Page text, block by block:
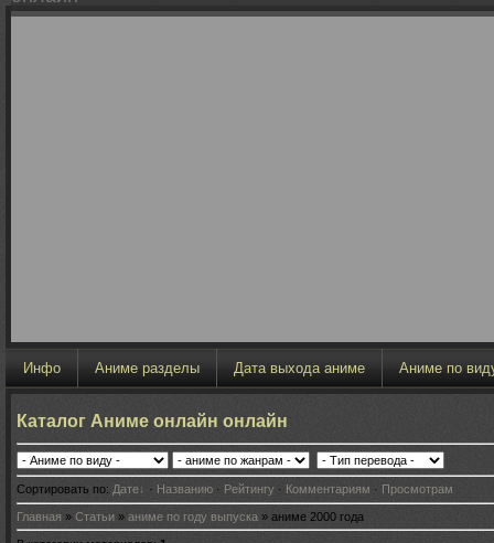
Инфо Аниме разделы Дата выхода аниме Аниме по
Каталог Аниме онлайн онлайн
Сортировать по: Дате · Названию · Рейтингу · Комментариям · Просмотрам
Главная » Статьи » аниме по году выпуска » аниме 2000 года